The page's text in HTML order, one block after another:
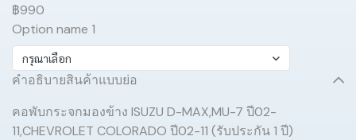
฿990
Option name 1
กรุณาเลือก
คำอธิบายสินค้าแบบย่อ
คอพับกระจกมองข้าง ISUZU D-MAX,MU-7 ปี02-
11,CHEVROLET COLORADO ปี02-11 (รับประกัน 1 ปี)